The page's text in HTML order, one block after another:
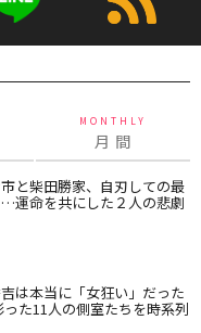
MONTHLY
月 間
市と柴田勝家、自刃しての最
運命を共にした２人の悲劇
吉は本当に「女狂い」だった
た11人の側室たちを時系列